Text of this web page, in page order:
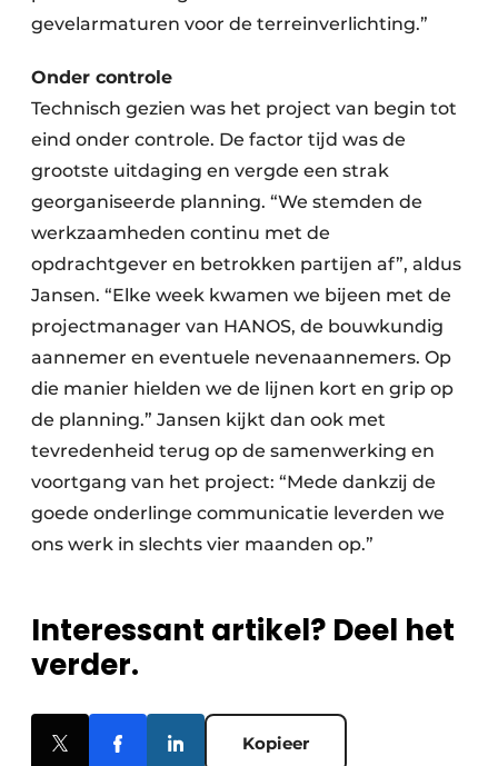
gevelarmaturen voor de terreinverlichting.”
Onder controle
Technisch gezien was het project van begin tot
eind onder controle. De factor tijd was de
grootste uitdaging en vergde een strak
georganiseerde planning. “We stemden de
werkzaamheden continu met de
opdrachtgever en betrokken partijen af”, aldus
Jansen. “Elke week kwamen we bijeen met de
projectmanager van HANOS, de bouwkundig
aannemer en eventuele nevenaannemers. Op
die manier hielden we de lijnen kort en grip op
de planning.” Jansen kijkt dan ook met
tevredenheid terug op de samenwerking en
voortgang van het project: “Mede dankzij de
goede onderlinge communicatie leverden we
ons werk in slechts vier maanden op.”
Interessant artikel? Deel het
verder.
Kopieer